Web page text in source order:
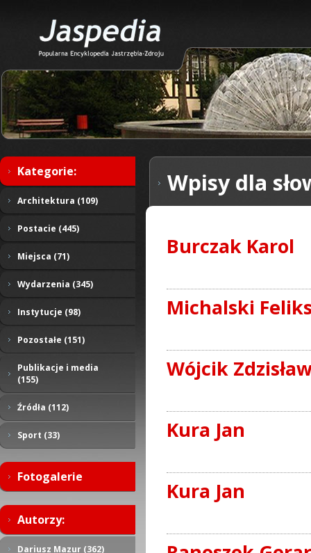
Kategorie:
Architektura (109)
Postacie (445)
Miejsca (71)
Wydarzenia (345)
Instytucje (98)
Pozostałe (151)
Publikacje i media
(155)
Źródła (112)
Sport (33)
Fotogalerie
Autorzy:
Dariusz Mazur (362)
Wpisy dla
Burczak Karol
Michalski
Wójcik
Kura Jan
Kura Jan